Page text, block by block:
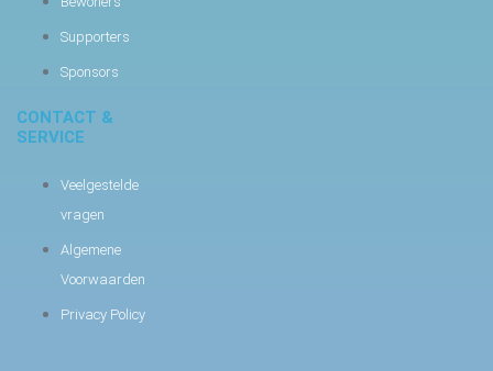
Supporters
Sponsors
CONTACT &
SERVICE
Veelgestelde
vragen
Algemene
Voorwaarden
Privacy Policy